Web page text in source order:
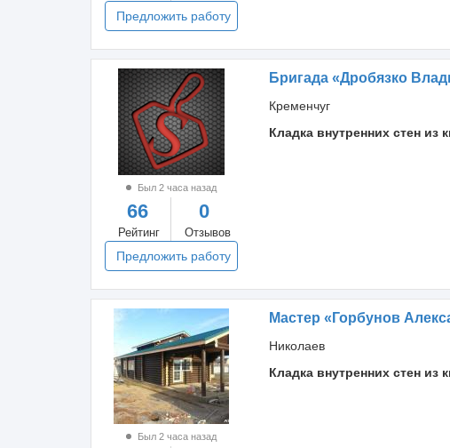
Предложить работу
Был 2 часа назад
66
Рейтинг
0
Отзывов
Предложить работу
Бригада «Дробязко
Кременчуг
Кладка внутренних стен из
Был 2 часа назад
Мастер «Горбунов
Николаев
Кладка внутренних стен из